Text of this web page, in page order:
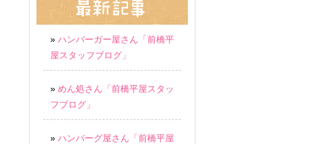
» ハンバーガー屋さん「前橋平
屋スタッフブログ」
» めん処さん「前橋平屋スタッ
フブログ」
» ハンバーグ屋さん「前橋平屋